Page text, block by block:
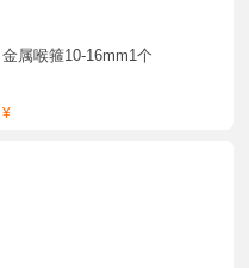
金属喉箍10-16mm1个
¥